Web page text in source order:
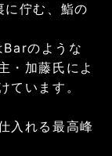
佇む、鮨の
のような
・加藤氏によ
ています。
入れる最高峰